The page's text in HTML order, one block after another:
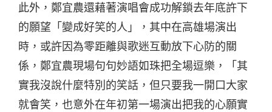
此外，鄭宜農還藉著演唱會成功解鎖去年底許下
的願望「變成好笑的人」，其中在高雄場演出
時，或許因為零距離與歌迷互動放下心防的關
係，鄭宜農現場句句妙語如珠把全場逗樂，「其
實我沒說什麼特別的笑話，但只要我一開口大家
就會笑，也意外在年初第一場演出把我的心願實